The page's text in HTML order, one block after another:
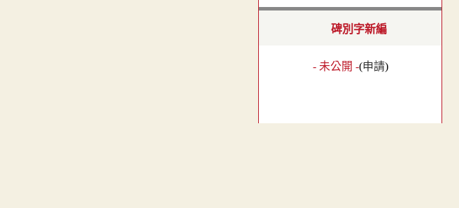
碑別字新編
- 未公開 -(申請)